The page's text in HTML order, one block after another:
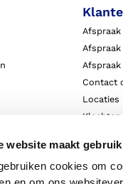
website maakt
cookies om
Afspraak
Contact
Locaties
Klachten